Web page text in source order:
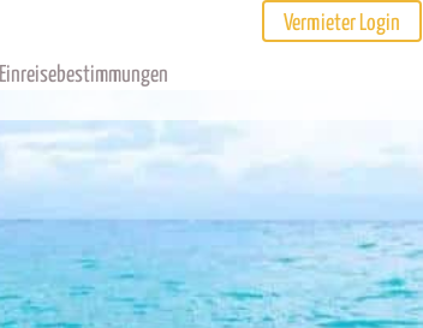
Vermieter Login
Einreisebestimmungen